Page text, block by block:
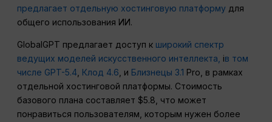
предлагает отдельную хостинговую платформу для
общего использования ИИ.
GlobalGPT предлагает доступ к широкий спектр
ведущих моделей искусственного интеллекта, iв том
числе GPT-5.4 Клод 4.6 , и Близнецы 3.1 Pro, в рамках
отдельной хостинговой платформы. Стоимость
базового плана составляет $5.8, что может
понравиться пользователям, которым нужен более